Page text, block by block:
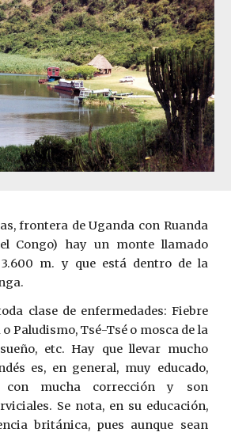
frontera de Uganda con Ruanda
Congo) hay un monte llamado
m. y que está dentro de la
clase de enfermedades: Fiebre
Paludismo, Tsé-Tsé o mosca de la
etc. Hay que llevar mucho
es, en general, muy educado,
mucha corrección y son
Se nota, en su educación,
británica, pues aunque sean